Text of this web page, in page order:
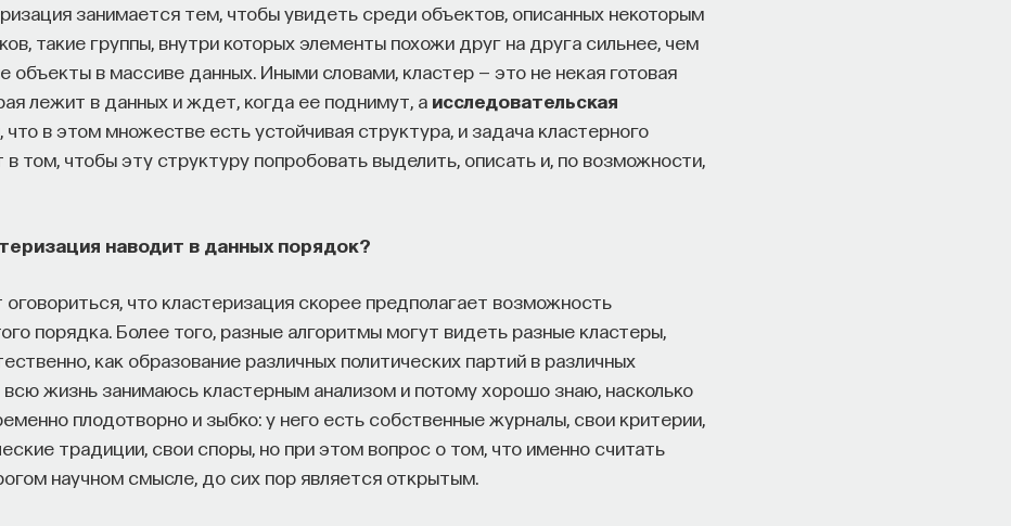
занимается тем, чтобы увидеть среди объектов, описанных некоторым
такие группы, внутри которых элементы похожи друг на друга сильнее, чем
объекты в массиве данных. Иными словами, кластер — это не некая готовая
лежит в данных и ждет, когда ее поднимут, а исследовательская
что в этом множестве есть устойчивая структура, и задача кластерного
в том, чтобы эту структуру попробовать выделить, описать и, по возможности,
наводит в данных порядок?
оговориться, что кластеризация скорее предполагает возможность
порядка. Более того, разные алгоритмы могут видеть разные кластеры,
как образование различных политических партий в различных
жизнь занимаюсь кластерным анализом и потому хорошо знаю, насколько
плодотворно и зыбко: у него есть собственные журналы, свои критерии,
традиции, свои споры, но при этом вопрос о том, что именно считать
научном смысле, до сих пор является открытым.